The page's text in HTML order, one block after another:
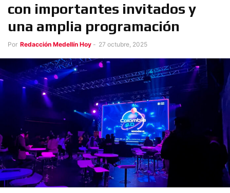
con importantes invitados y
una amplia programación
Por Redacción Medellín Hoy - 27 octubre, 2025